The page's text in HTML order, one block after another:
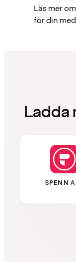
Läs mer
för din
Ladda
SPENN